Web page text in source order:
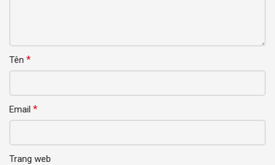
Tên *
Email *
Trang web